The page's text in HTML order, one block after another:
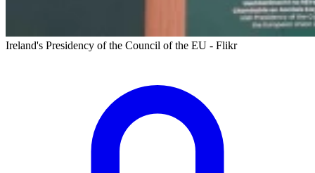
Ireland's Presidency of the Council of the EU - Flikr